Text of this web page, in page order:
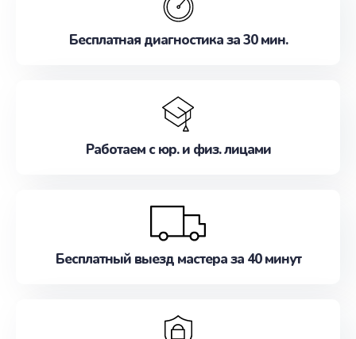
Бесплатная диагностика за 30 мин.
Работаем с юр. и физ. лицами
Бесплатный выезд мастера за 40 минут